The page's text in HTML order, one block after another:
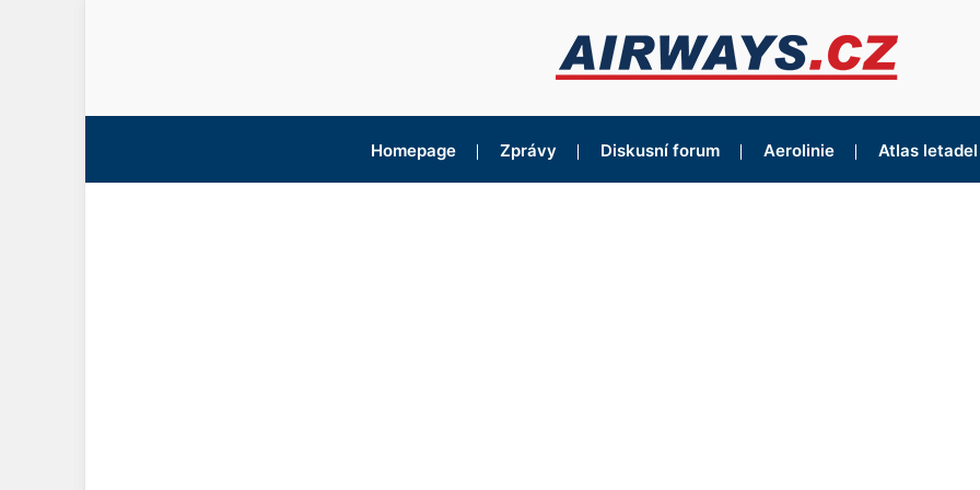
Homepage Zprávy Diskusní forum Aerolinie Atlas letadel